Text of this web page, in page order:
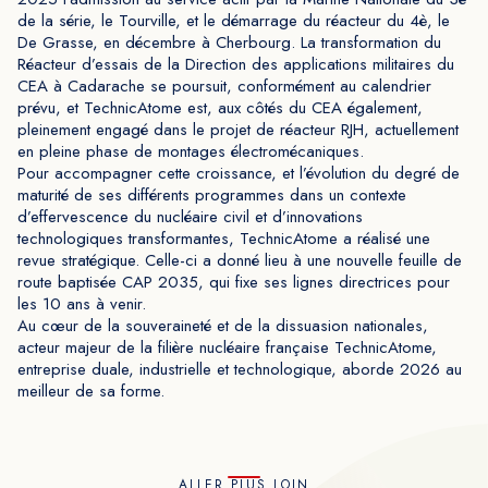
de la série, le Tourville, et le démarrage du réacteur du 4è, le
De Grasse, en décembre à Cherbourg. La transformation du
Réacteur d’essais de la Direction des applications militaires du
CEA à Cadarache se poursuit, conformément au calendrier
prévu, et TechnicAtome est, aux côtés du CEA également,
pleinement engagé dans le projet de réacteur RJH, actuellement
en pleine phase de montages électromécaniques.
Pour accompagner cette croissance, et l’évolution du degré de
maturité de ses différents programmes dans un contexte
d’effervescence du nucléaire civil et d’innovations
technologiques transformantes, TechnicAtome a réalisé une
revue stratégique. Celle-ci a donné lieu à une nouvelle feuille de
route baptisée CAP 2035, qui fixe ses lignes directrices pour
les 10 ans à venir.
Au cœur de la souveraineté et de la dissuasion nationales,
acteur majeur de la filière nucléaire française TechnicAtome,
entreprise duale, industrielle et technologique, aborde 2026 au
meilleur de sa forme.